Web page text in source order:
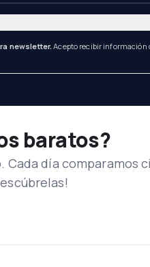
newsletter. Acepto recibir información
baratos?
Cada día comparamos